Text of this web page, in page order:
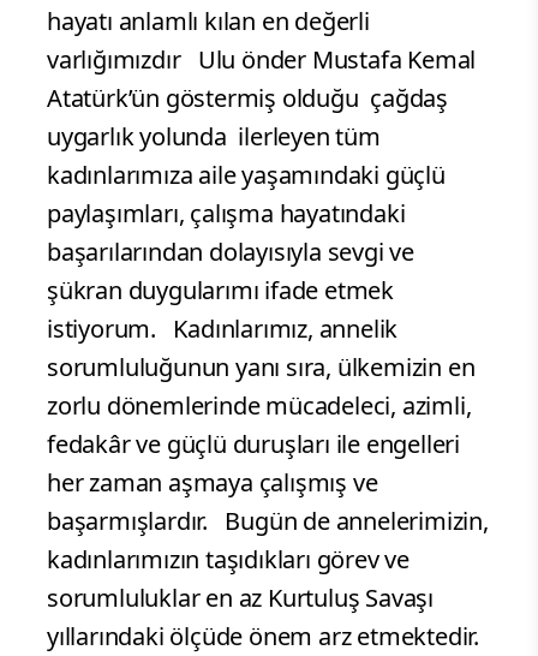
hayatı anlamlı kılan en değerli
varlığımızdır Ulu önder Mustafa Kemal
Atatürk’ün göstermiş olduğu çağdaş
uygarlık yolunda ilerleyen tüm
kadınlarımıza aile yaşamındaki güçlü
paylaşımları, çalışma hayatındaki
başarılarından dolayısıyla sevgi ve
şükran duygularımı ifade etmek
istiyorum. Kadınlarımız, annelik
sorumluluğunun yanı sıra, ülkemizin en
zorlu dönemlerinde mücadeleci, azimli,
fedakâr ve güçlü duruşları ile engelleri
her zaman aşmaya çalışmış ve
başarmışlardır. Bugün de annelerimizin,
kadınlarımızın taşıdıkları görev ve
sorumluluklar en az Kurtuluş Savaşı
yıllarındaki ölçüde önem arz etmektedir.